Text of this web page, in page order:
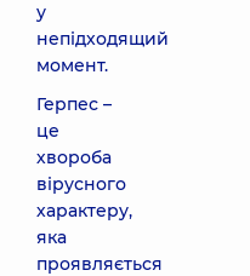
у
непідходящий
момент.
Герпес –
це
хвороба
вірусного
характеру,
яка
проявляється